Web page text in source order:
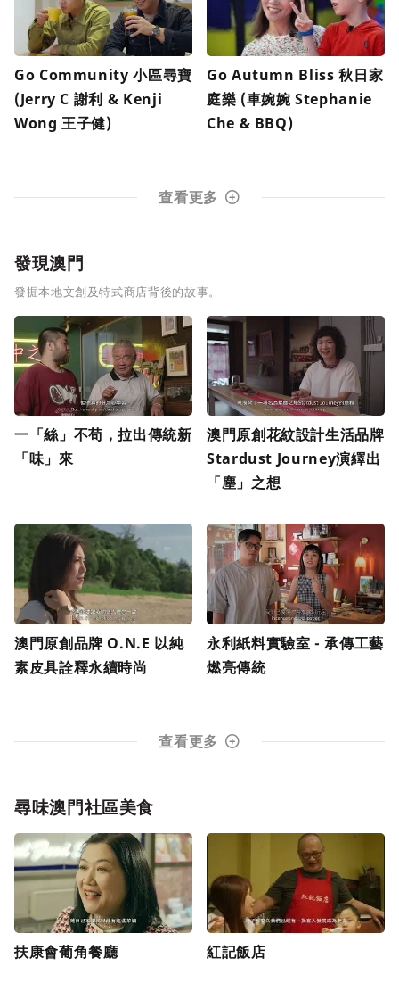
Go Community 小區尋寶
(Jerry C 謝利 & Kenji
Wong 王子健)
Go Autumn Bliss 秋日家
庭樂 (車婉婉 Stephanie
Che & BBQ)
查看更多
發現澳門
發掘本地文創及特式商店背後的故事。
一「絲」不苟，拉出傳統新
「味」來
澳門原創花紋設計生活品牌
Stardust Journey演繹出
「塵」之想
澳門原創品牌 O.N.E 以純
素皮具詮釋永續時尚
永利紙料實驗室 - 承傳工藝
燃亮傳統
查看更多
尋味澳門社區美食
扶康會葡角餐廳 紅記飯店